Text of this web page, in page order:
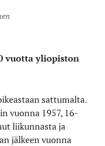
vuotta yliopiston
sattumalta.
vuonna 1957, 16-
liikunnasta ja
jälkeen vuonna